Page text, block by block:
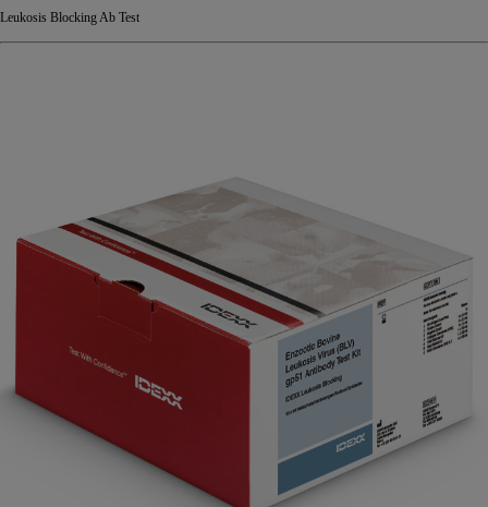
Leukosis Blocking Ab Test